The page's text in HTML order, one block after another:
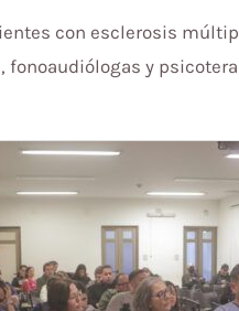
con esclerosis
fonoaudiólogas y